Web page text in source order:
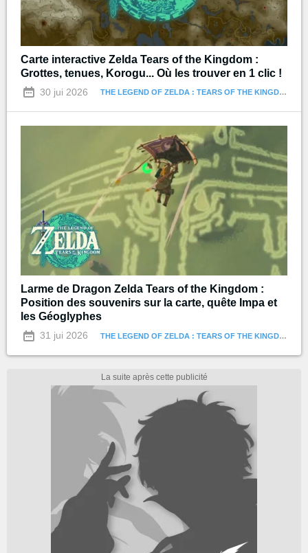
Carte interactive Zelda Tears of the Kingdom :
Grottes, tenues, Korogu... Où les trouver en 1 clic !
30 jui 2026 THE LEGEND OF ZELDA : TEARS OF THE KINGDOM
Larme de Dragon Zelda Tears of the Kingdom :
Position des souvenirs sur la carte, quête Impa et
les Géoglyphes
31 jui 2026 THE LEGEND OF ZELDA : TEARS OF THE KINGDOM